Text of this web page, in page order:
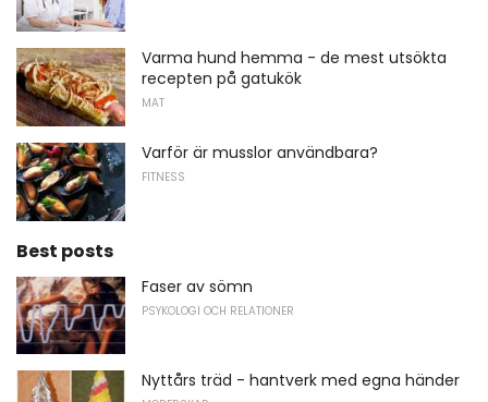
Varma hund hemma - de mest utsökta
recepten på gatukök
MAT
Varför är musslor användbara?
FITNESS
Best posts
Faser av sömn
PSYKOLOGI OCH RELATIONER
Nyttårs träd - hantverk med egna händer